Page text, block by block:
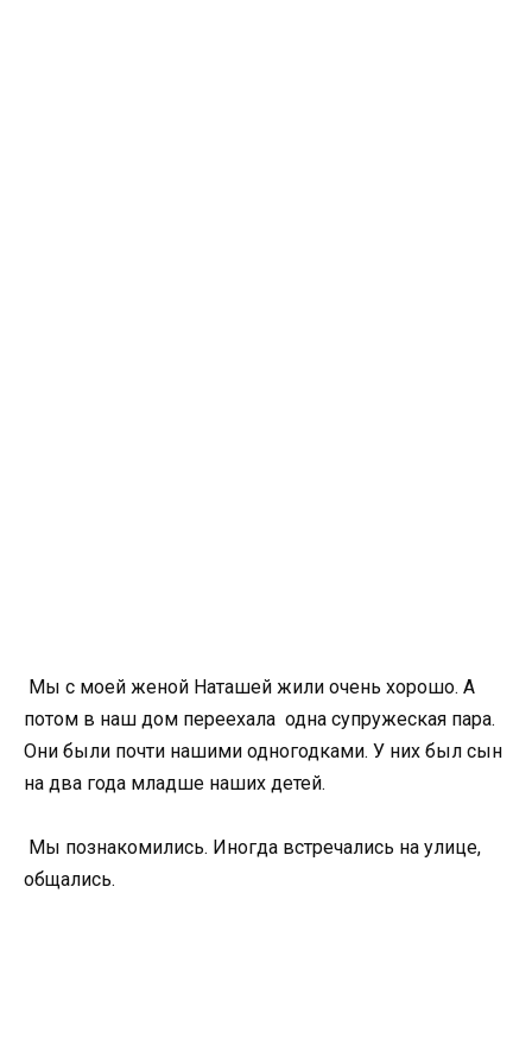
Мы с моей женой Наташей жили очень хорошо. А
потом в наш дом переехала одна супружеская пара.
Они были почти нашими одногодками. У них был сын
на два года младше наших детей.
Мы познакомились. Иногда встречались на улице,
общались.